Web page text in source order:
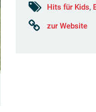
Hits für Kids,
zur Website